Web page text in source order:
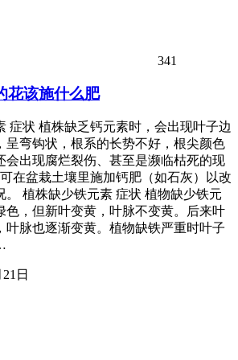
341
花该施什么肥
症状 植株缺乏钙元素时，会出现叶子边
呈弯钩状，根系的长势不好，根尖颜色
会出现腐烂裂伤、甚至是濒临枯死的现
在盆栽土壤里施加钙肥（如石灰）以改
。 植株缺少铁元素 症状 植物缺少铁元
色，但新叶变黄，叶脉不变黄。后来叶
叶脉也逐渐变黄。植物缺铁严重时叶子
日